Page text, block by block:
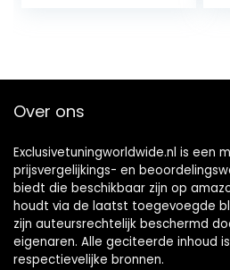
Over ons
Exclusivetuningworldwide.nl is een
prijsvergelijkings- en
biedt die beschikbaar zijn op
houdt via de laatst toegevoegde
zijn auteursrechtelijk beschermd
eigenaren. Alle geciteerde inhoud
respectievelijke bronnen.